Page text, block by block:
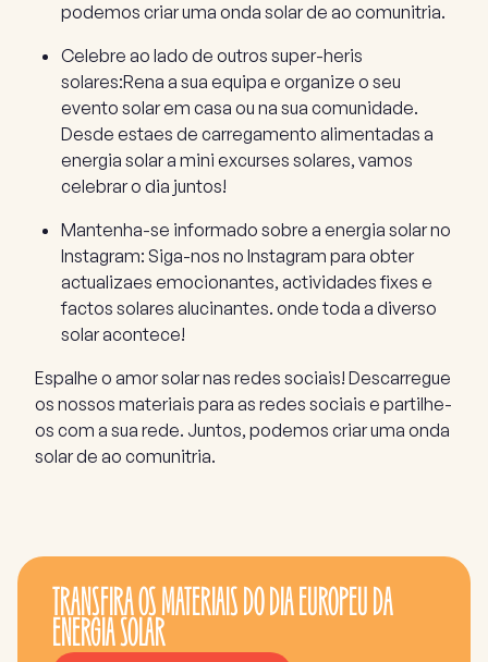
podemos criar uma onda solar de ao comunitria.
Celebre ao lado de outros super-heris
solares:Rena a sua equipa e organize o seu
evento solar em casa ou na sua comunidade.
Desde estaes de carregamento alimentadas a
energia solar a mini excurses solares, vamos
celebrar o dia juntos!
Mantenha-se informado sobre a energia solar no
Instagram: Siga-nos no Instagram para obter
actualizaes emocionantes, actividades fixes e
factos solares alucinantes. onde toda a diverso
solar acontece!
Espalhe o amor solar nas redes sociais! Descarregue
os nossos materiais para as redes sociais e partilhe-
os com a sua rede. Juntos, podemos criar uma onda
solar de ao comunitria.
TRANSFIRA OS MATERIAIS DO DIA EUROPEU DA
ENERGIA SOLAR